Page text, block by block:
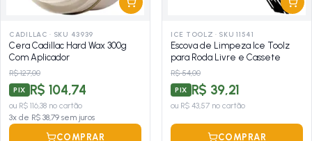
CADILLAC · SKU 43939
Cera Cadillac Hard Wax 300g
Com Aplicador
R$ 127,00
PIX R$ 104,74
ou R$ 116,38 no cartão
3x de R$ 38,79 sem juros
COMPRAR
ICE TOOLZ · SKU 11541
Escova de Limpeza Ice Toolz
para Roda Livre e Cassete
R$ 54,00
PIX R$ 39,21
ou R$ 43,57 no cartão
COMPRAR